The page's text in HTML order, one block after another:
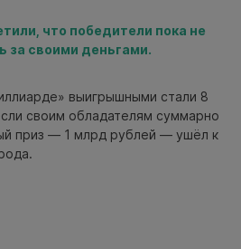
что победители пока не
за своими деньгами.
выигрышными стали 8
своим обладателям суммарно
приз — 1 млрд рублей — ушёл к